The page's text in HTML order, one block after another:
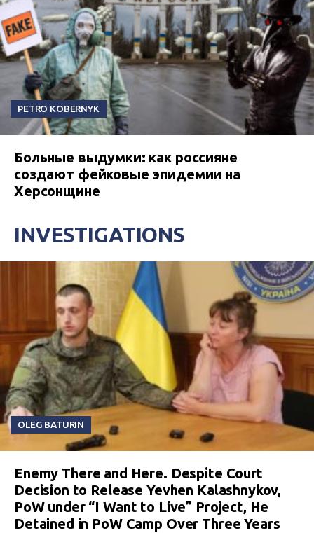
PETRO KOBERNYK
Больные выдумки: как россияне
создают фейковые эпидемии на
Херсонщине
INVESTIGATIONS
OLEG BATURIN
Enemy There and Here. Despite Court
Decision to Release Yevhen Kalashnykov,
PoW under “I Want to Live” Project, He
Detained in PoW Camp Over Three Years